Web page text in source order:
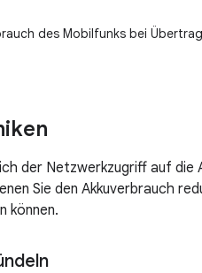
des Mobilfunks bei
der Netzwerkzugriff auf
Sie den Akkuverbrauch
können.